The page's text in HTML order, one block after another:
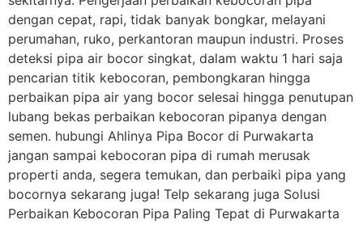
dengan cepat, rapi, tidak banyak bongkar, melayani
perumahan, ruko, perkantoran maupun industri. Proses
deteksi pipa air bocor singkat, dalam waktu 1 hari saja
pencarian titik kebocoran, pembongkaran hingga
perbaikan pipa air yang bocor selesai hingga penutupan
lubang bekas perbaikan kebocoran pipanya dengan
semen. hubungi Ahlinya Pipa Bocor di Purwakarta
jangan sampai kebocoran pipa di rumah merusak
properti anda, segera temukan, dan perbaiki pipa yang
bocornya sekarang juga! Telp sekarang juga Solusi
Perbaikan Kebocoran Pipa Paling Tepat di Purwakarta